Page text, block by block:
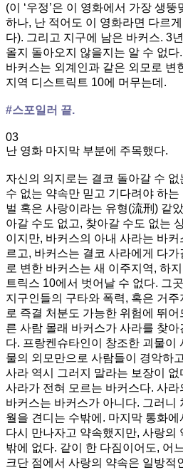
(이 ‘우정’은 이 영화에서 가장 생
하나, 난 적어도 이 영화라면 다르
다). 그리고 지구에 남은 바커스. 3
올지 돌아오지 않을지는 알 수 없
바커스는 외계인과 같은 외모로 변
지역 디스트릭트 10에 머무는데.
#스포일러 끝.
03
난 영화 마지막 부분에 주목했다.
자신의 의지로는 결코 돌아갈 수
수 없는 약속만 믿고 기다려야 하
벌 혹은 사랑이라는 유형(流刑) 같
아갈 수도 없고, 찾아갈 수도 없는
이지만, 바커스의 아내 사라는 바
르고, 바커스는 결코 사라에게 다
로 변한 바커스는 새 이주지역, 하
트릭스 10에서 벗어날 수 없다. 그
지구인들의 구타와 폭력, 혹은 거주
로 즉결 처분도 가능한 위험에 뛰
른 사람 몰래 바커스가 사라를 찾
다. 프랑켄슈타인이 창조한 괴물이
물의 외모만으로 사람들이 경악하
사라 역시 그러지 말라는 보장이
사라가 전혀 모르는 바커스다. 사
바커스는 바커스가 아니다. 그러니
월을 견디는 수밖에. 마지막 통화
다시 만나자고 약속했지만, 사랑의
밖에 없다. 같이 한 다짐이어도, 어
크단 점에서 사랑의 약속은 일방적